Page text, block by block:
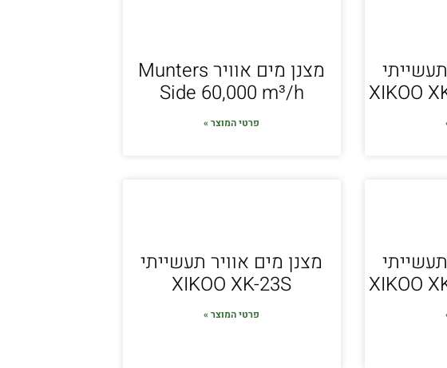
מצנן מים אוויר Munters
Side 60,000 m³/h
פרטי המוצר »
מצנן מים אוויר תעשייתי
XIKOO XK-23S
פרטי המוצר »